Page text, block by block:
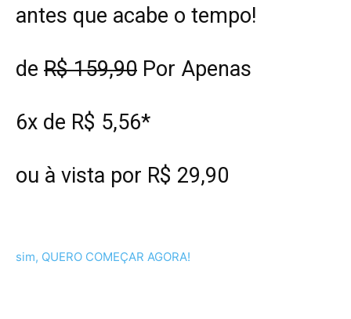
antes que acabe o tempo!
de R$ 159,90 Por Apenas
6x de R$ 5,56*
ou à vista por R$ 29,90
sim, QUERO COMEÇAR AGORA!